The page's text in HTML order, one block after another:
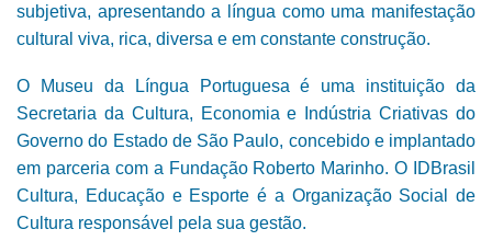
subjetiva, apresentando a língua como uma manifestação
cultural viva, rica, diversa e em constante construção.
O Museu da Língua Portuguesa é uma instituição da
Secretaria da Cultura, Economia e Indústria Criativas do
Governo do Estado de São Paulo, concebido e implantado
em parceria com a Fundação Roberto Marinho. O IDBrasil
Cultura, Educação e Esporte é a Organização Social de
Cultura responsável pela sua gestão.